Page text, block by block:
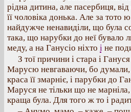
рідна дитина, але пасербиця,
її чоловіка донька. Але за тото
найдужче ненавиділи, що була
така, що нарубки до неї бувало
меду, а на Ганусіо ніхто і не
З тої причини і стара і
Марусю невгаваючи, бо
краса її змарніє, і парубки до
Маруся не тільки що не
краща була. Для того ж то і